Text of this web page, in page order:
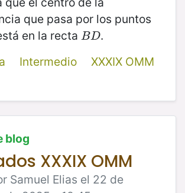
que pasa por los puntos
en la recta BD
BD .
Intermedio
XXXIX OMM
blog
XXXIX OMM
Samuel Elias el 22 de